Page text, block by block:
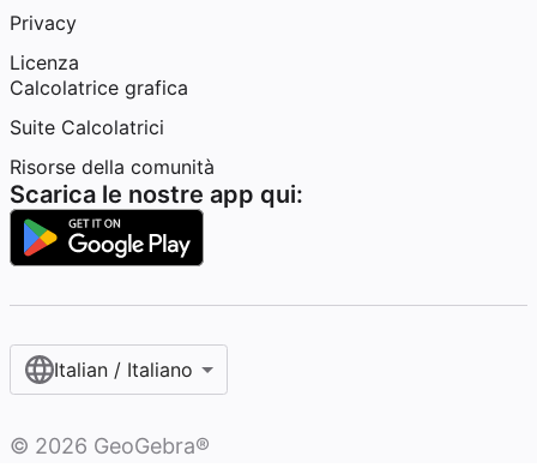
Privacy
Licenza
Calcolatrice grafica
Suite Calcolatrici
Risorse della comunità
Scarica le nostre app qui:
Italian / Italiano‎
© 2026 GeoGebra®